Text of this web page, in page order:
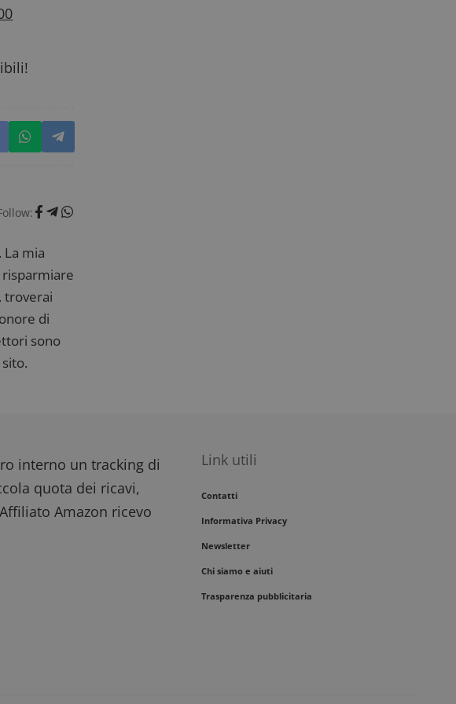
mia
troverai
di
sono
interno un tracking di
quota dei ricavi,
Amazon ricevo
Link utili
Contatti
Informativa Privacy
Newsletter
Chi siamo e aiuti
Trasparenza pubblicitaria
dei visitatori e misurare le
cookie di tipo pattern, in cui il prefisso
per l'analisi interna dall'operatore
web, contribuendo a migliorare
e analizzare le prestazioni del sito.